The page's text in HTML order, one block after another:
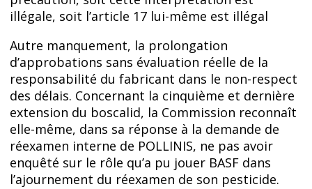
illégale, soit l’article 17 lui-même est illégal
Autre manquement, la prolongation
d’approbations sans évaluation réelle de la
responsabilité du fabricant dans le non-respect
des délais. Concernant la cinquième et dernière
extension du boscalid, la Commission reconnaît
elle-même, dans sa réponse à la demande de
réexamen interne de POLLINIS, ne pas avoir
enquêté sur le rôle qu’a pu jouer BASF dans
l’ajournement du réexamen de son pesticide.